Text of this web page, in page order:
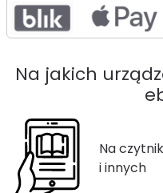
Na jakich
Na
i innych